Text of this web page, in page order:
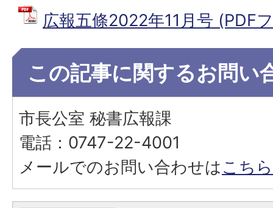
広報五條2022年11月号 (PDF
この記事に関するお問い
市長公室 秘書広報課
電話：0747-22-4001
メールでのお問い合わせはこちら